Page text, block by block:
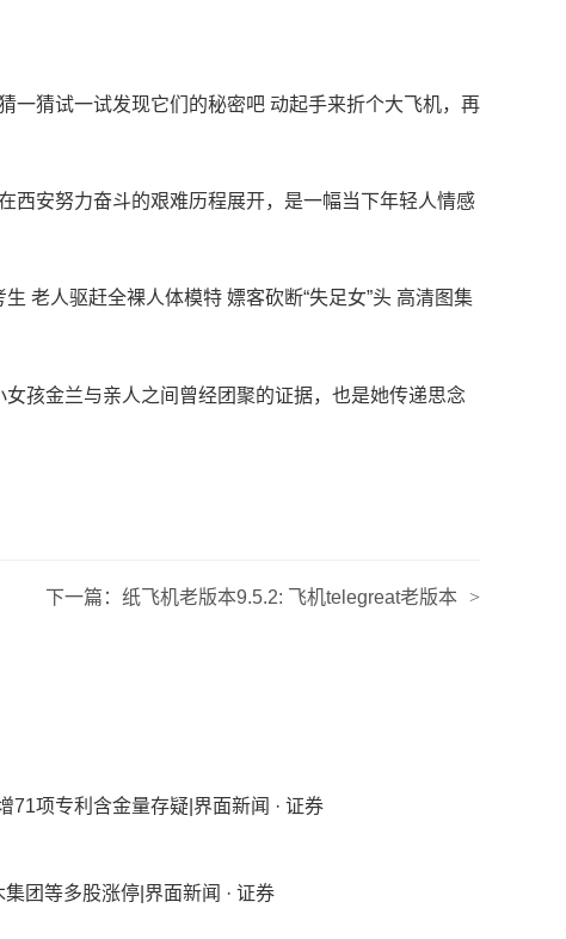
一猜试一试发现它们的秘密吧 动起手来折个大飞机，再
西安努力奋斗的艰难历程展开，是一幅当下年轻人情感
老人驱赶全裸人体模特 嫖客砍断“失足女”头 高清图集
孩金兰与亲人之间曾经团聚的证据，也是她传递思念
>
下一篇： 纸飞机老版本9.5.2: 飞机telegreat老版本
71项专利含金量存疑|界面新闻 · 证券
团等多股涨停|界面新闻 · 证券